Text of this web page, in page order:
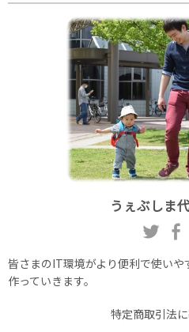
うぇぶしま
皆さまのIT環境がより便利で使い
作っていきます。
特定商取引法